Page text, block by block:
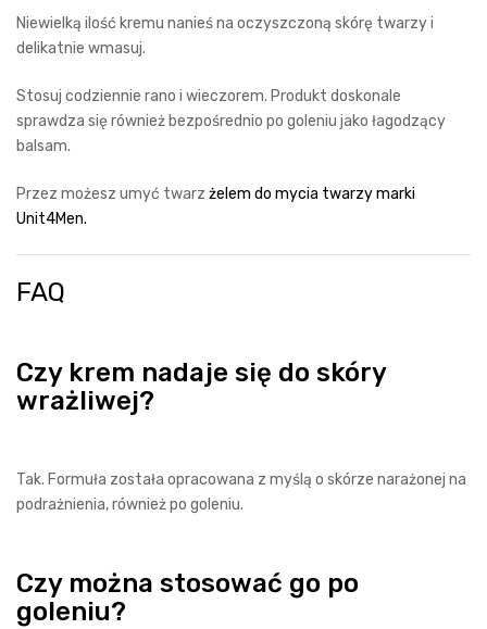
Niewielką ilość kremu nanieś na oczyszczoną skórę twarzy i
delikatnie wmasuj.
Stosuj codziennie rano i wieczorem. Produkt doskonale
sprawdza się również bezpośrednio po goleniu jako łagodzący
balsam.
Przez możesz umyć twarz żelem do mycia twarzy marki
Unit4Men.
FAQ
Czy krem nadaje się do skóry
wrażliwej?
Tak. Formuła została opracowana z myślą o skórze narażonej na
podrażnienia, również po goleniu.
Czy można stosować go po
goleniu?